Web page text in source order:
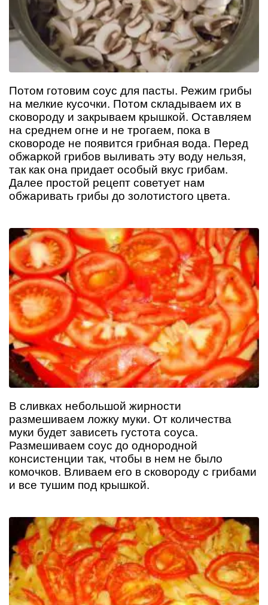
Потом готовим соус для пасты. Режим грибы
на мелкие кусочки. Потом складываем их в
сковороду и закрываем крышкой. Оставляем
на среднем огне и не трогаем, пока в
сковороде не появится грибная вода. Перед
обжаркой грибов выливать эту воду нельзя,
так как она придает особый вкус грибам.
Далее простой рецепт советует нам
обжаривать грибы до золотистого цвета.
В сливках небольшой жирности
размешиваем ложку муки. От количества
муки будет зависеть густота соуса.
Размешиваем соус до однородной
консистенции так, чтобы в нем не было
комочков. Вливаем его в сковороду с грибами
и все тушим под крышкой.